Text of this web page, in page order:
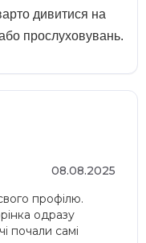
дивитися на
прослуховувань.
08.08.2025
профілю.
одразу
почали самі